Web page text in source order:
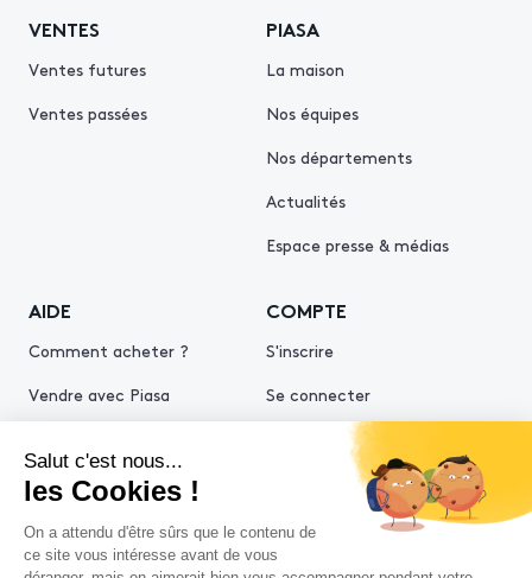
VENTES
Ventes futures
Ventes passées
PIASA
La maison
Nos équipes
Nos départements
Actualités
Espace presse & médias
AIDE
Comment acheter ?
Vendre avec Piasa
COMPTE
S'inscrire
Se connecter